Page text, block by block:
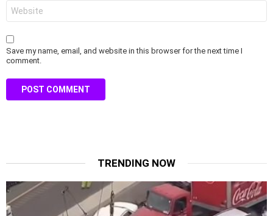
Save my name, email, and website in this browser for the next time I
comment.
TRENDING NOW